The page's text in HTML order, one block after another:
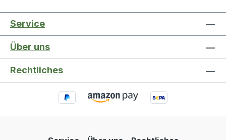
Service
Über uns
Rechtliches